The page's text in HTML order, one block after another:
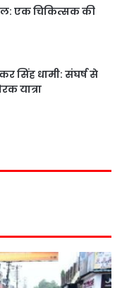
एक चिकित्सक की
सिंह धामी: संघर्ष से
यात्रा